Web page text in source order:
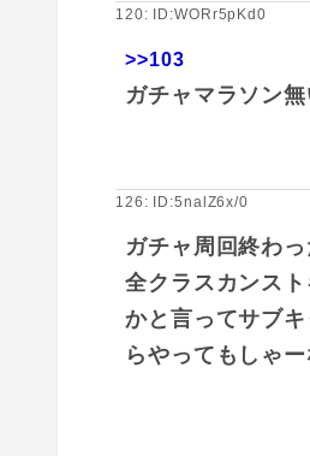
120: ID:WORr5pKd0
>>103
ガチャマラソン
126: ID:5nalZ6x/0
ガチャ周回終わ
全クラスカンス
かと言ってサブ
らやってもしゃ